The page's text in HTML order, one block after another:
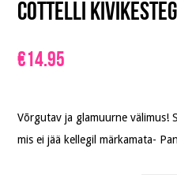
Cottelli
€14.95
Võrgutav ja glamuurne välimus!
mis ei jää kellegil märkamata-